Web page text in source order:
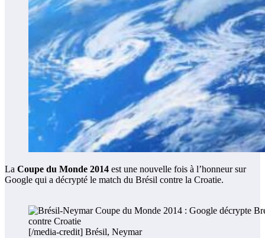
La Coupe du Monde 2014 est une nouvelle fois à l’honneur sur
Google qui a décrypté le match du Brésil contre la Croatie.
[/media-credit] Brésil, Neymar